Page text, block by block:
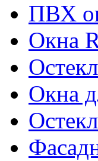
ПВХ
Окна
Окна